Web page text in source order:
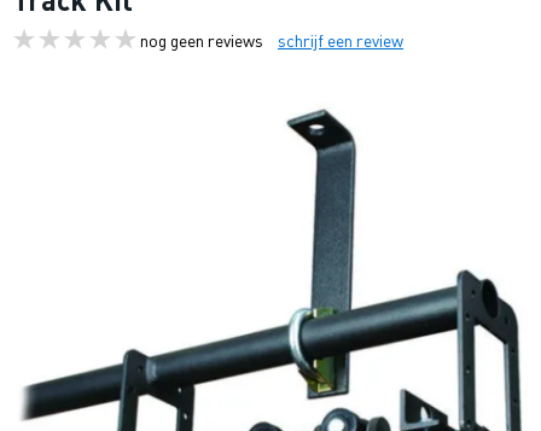
nog geen reviews schrijf een review